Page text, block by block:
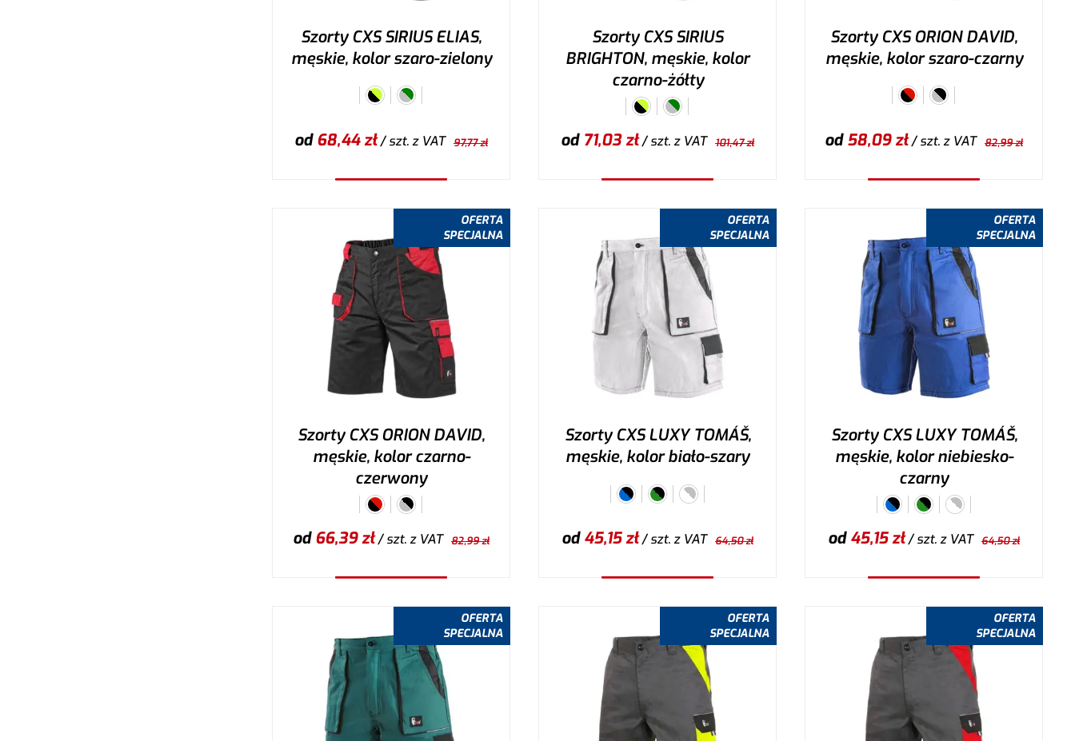
Szorty CXS SIRIUS ELIAS,
męskie, kolor szaro-zielony
od68,44zł/ szt.z VAT 97,77zł
Szorty CXS SIRIUS
BRIGHTON, męskie, kolor
czarno-żółty
od 71,03zł/ szt.z VAT 101,47zł
Szorty CXS ORION DAVID,
męskie, kolor szaro-czarny
od58,09zł/ szt.z VAT 82,99zł
OFERTA
SPECJALNA
Szorty CXS ORION DAVID,
męskie, kolor czarno-
czerwony
od66,39zł/ szt.z VAT 82,99zł
OFERTA
SPECJALNA
Szorty CXS LUXY TOMÁŠ,
męskie, kolor biało-szary
od45,15zł/ szt.z VAT 64,50zł
OFERTA
SPECJALNA
Szorty CXS LUXY TOMÁŠ,
męskie, kolor niebiesko-
czarny
od45,15zł/ szt.z VAT 64,50zł
OFERTA
SPECJALNA
OFERTA
SPECJALNA
OFERTA
SPECJALNA